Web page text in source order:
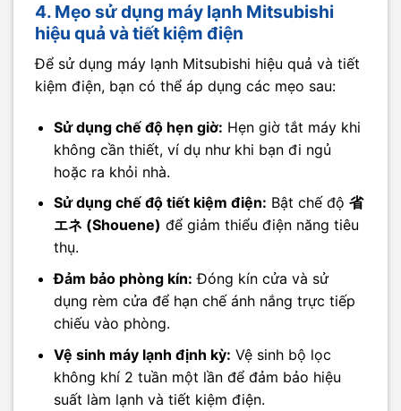
4. Mẹo sử dụng máy lạnh Mitsubishi
hiệu quả và tiết kiệm điện
Để sử dụng máy lạnh Mitsubishi hiệu quả và tiết
kiệm điện, bạn có thể áp dụng các mẹo sau:
Sử dụng chế độ hẹn giờ: Hẹn giờ tắt máy khi
không cần thiết, ví dụ như khi bạn đi ngủ
hoặc ra khỏi nhà.
Sử dụng chế độ tiết kiệm điện: Bật chế độ 省
エネ (Shouene) để giảm thiểu điện năng tiêu
thụ.
Đảm bảo phòng kín: Đóng kín cửa và sử
dụng rèm cửa để hạn chế ánh nắng trực tiếp
chiếu vào phòng.
Vệ sinh máy lạnh định kỳ: Vệ sinh bộ lọc
không khí 2 tuần một lần để đảm bảo hiệu
suất làm lạnh và tiết kiệm điện.